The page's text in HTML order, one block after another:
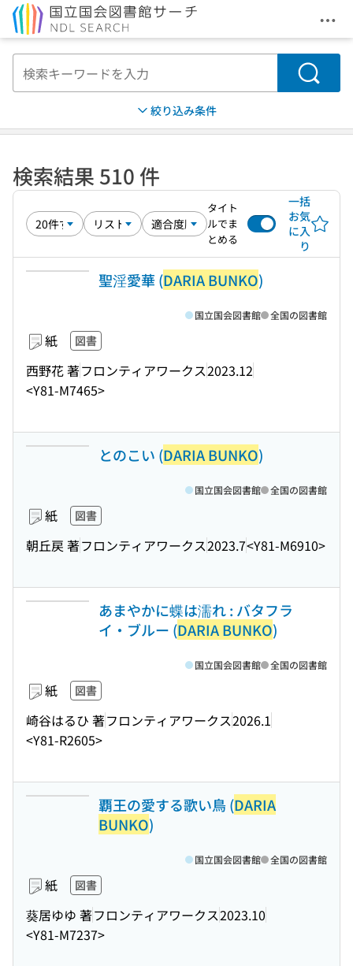
メ
検索
絞り込み条件
検索結果 510 件
タイト
ルでま
とめる
一括
お気
に入
り
聖淫愛華 (DARIA BUNKO)
紙 図書
西野花 著フロンティアワークス2023.12
<Y81-M7465>
国立国会図書館 全国の図書館
とのこい (DARIA BUNKO)
紙 図書
朝丘戻 著フロンティアワークス2023.7<Y81-M6910>
国立国会図書館 全国の図書館
あまやかに蝶は濡れ : バタフラ
イ・ブルー (DARIA BUNKO)
紙 図書
崎谷はるひ 著フロンティアワークス2026.1
<Y81-R2605>
国立国会図書館 全国の図書館
覇王の愛する歌い鳥 (DARIA
BUNKO)
紙 図書
葵居ゆゆ 著フロンティアワークス2023.10
<Y81-M7237>
国立国会図書館 全国の図書館